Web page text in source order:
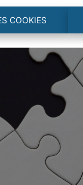
COOKIES